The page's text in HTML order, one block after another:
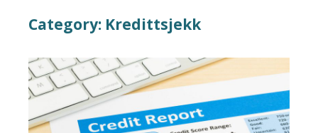
Category: Kredittsjekk